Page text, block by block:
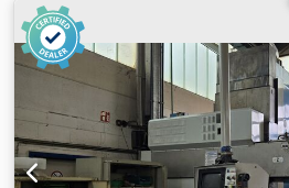
заверением или договором, и мы
проверить все соответствующие